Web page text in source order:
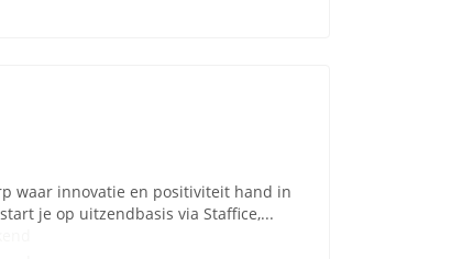
waar innovatie en positiviteit hand in
je op uitzendbasis via Staffice,...